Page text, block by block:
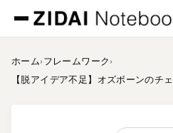
ホーム›フレームワーク›
【脱アイデア不足】オズボーンのチ